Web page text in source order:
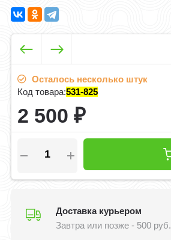
Осталось несколько штук
Код товара:531-825
2 500₽
Доставка курьером
Завтра или позже - 500 руб.